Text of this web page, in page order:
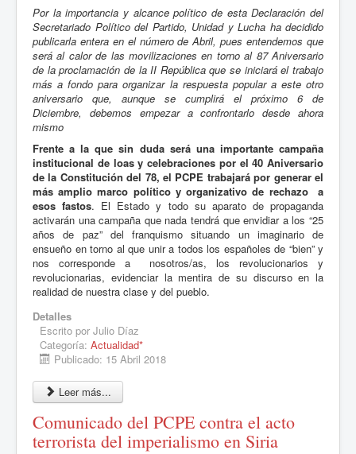
Por la importancia y alcance político de esta Declaración del
Secretariado Político del Partido, Unidad y Lucha ha decidido
publicarla entera en el número de Abril, pues entendemos que
será al calor de las movilizaciones en torno al 87 Aniversario
de la proclamación de la II República que se iniciará el trabajo
más a fondo para organizar la respuesta popular a este otro
aniversario que, aunque se cumplirá el próximo 6 de
Diciembre, debemos empezar a confrontarlo desde ahora
mismo
Frente a la que sin duda será una importante campaña
institucional de loas y celebraciones por el 40 Aniversario
de la Constitución del 78, el PCPE trabajará por generar el
más amplio marco político y organizativo de rechazo a
esos fastos. El Estado y todo su aparato de propaganda
activarán una campaña que nada tendrá que envidiar a los “25
años de paz” del franquismo situando un imaginario de
ensueño en torno al que unir a todos los españoles de “bien” y
nos corresponde a nosotros/as, los revolucionarios y
revolucionarias, evidenciar la mentira de su discurso en la
realidad de nuestra clase y del pueblo.
Detalles
Escrito por Julio Díaz
Categoría: Actualidad*
Publicado: 15 Abril 2018
Leer más...
Comunicado del PCPE contra el acto
terrorista del imperialismo en Siria